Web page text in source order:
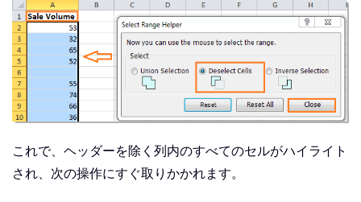
これで、ヘッダーを除く列内のすべてのセルがハイライト
され、次の操作にすぐ取りかかれます。